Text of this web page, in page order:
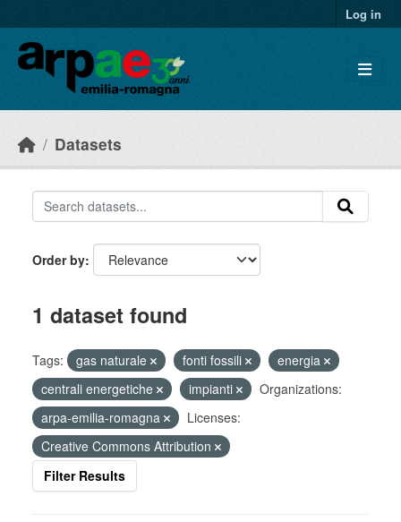
Log in
Datasets
Order by
1 dataset found
Tags: gas naturale fonti fossili
energia
centrali energetiche
impianti
Organizations:
arpa-emilia-romagna
Licenses:
Creative Commons Attribution
Filter Results